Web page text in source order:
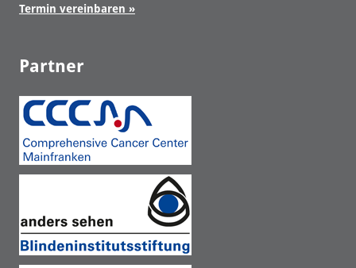
Termin vereinbaren »
Partner